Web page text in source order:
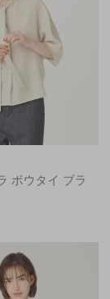
ボウタイ ブラ